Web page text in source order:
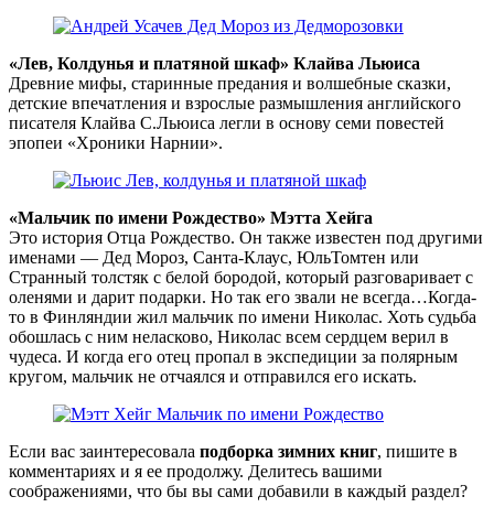
«Лев, Колдунья и платяной шкаф» Клайва Льюиса
Древние мифы, старинные предания и волшебные сказки,
детские впечатления и взрослые размышления английского
писателя Клайва С.Льюиса легли в основу семи повестей
эпопеи «Хроники Нарнии».
«Мальчик по имени Рождество» Мэтта Хейга
Это история Отца Рождество. Он также известен под другими
именами — Дед Мороз, Санта-Клаус, ЮльТомтен или
Странный толстяк с белой бородой, который разговаривает с
оленями и дарит подарки. Но так его звали не всегда…Когда-
то в Финляндии жил мальчик по имени Николас. Хоть судьба
обошлась с ним неласково, Николас всем сердцем верил в
чудеса. И когда его отец пропал в экспедиции за полярным
кругом, мальчик не отчаялся и отправился его искать.
Если вас заинтересовала подборка зимних книг, пишите в
комментариях и я ее продолжу. Делитесь вашими
соображениями, что бы вы сами добавили в каждый раздел?